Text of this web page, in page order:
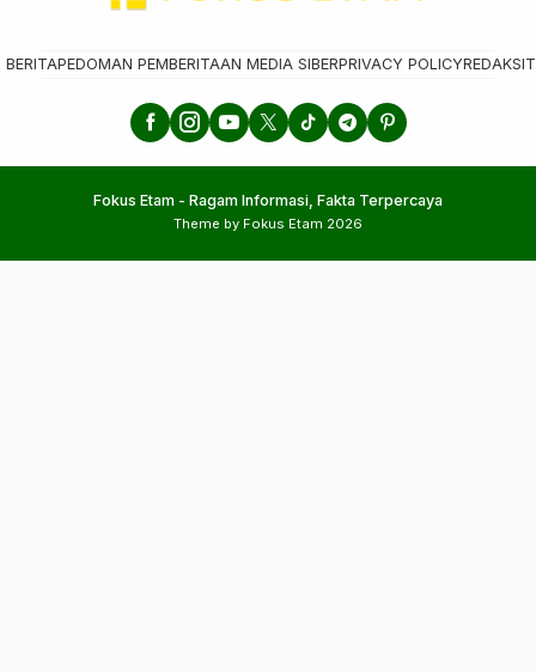
BERITAPEDOMAN PEMBERITAAN MEDIA SIBERPRIVACY POLICYREDAKSI
Fokus Etam - Ragam Informasi, Fakta Terpercaya
Theme by Fokus Etam 2026